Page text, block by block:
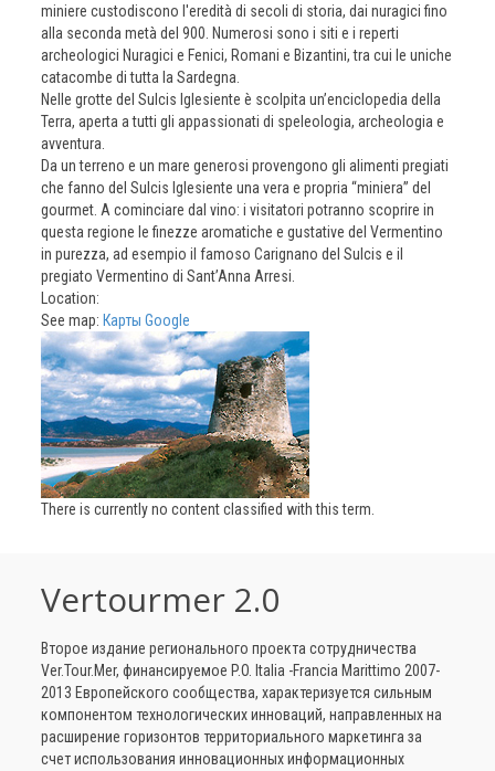
miniere custodiscono l'eredità di secoli di storia, dai nuragici fino
alla seconda metà del 900. Numerosi sono i siti e i reperti
archeologici Nuragici e Fenici, Romani e Bizantini, tra cui le uniche
catacombe di tutta la Sardegna.
Nelle grotte del Sulcis Iglesiente è scolpita un’enciclopedia della
Terra, aperta a tutti gli appassionati di speleologia, archeologia e
avventura.
Da un terreno e un mare generosi provengono gli alimenti pregiati
che fanno del Sulcis Iglesiente una vera e propria “miniera” del
gourmet. A cominciare dal vino: i visitatori potranno scoprire in
questa regione le finezze aromatiche e gustative del Vermentino
in purezza, ad esempio il famoso Carignano del Sulcis e il
pregiato Vermentino di Sant’Anna Arresi.
Location:
See map: Карты Google
There is currently no content classified with this term.
Vertourmer 2.0
Второе издание регионального проекта сотрудничества
Ver.Tour.Mer, финансируемое P.O. Italia -Francia Marittimo 2007-
2013 Европейского сообщества, характеризуется сильным
компонентом технологических инноваций, направленных на
расширение горизонтов территориального маркетинга за
счет использования инновационных информационных